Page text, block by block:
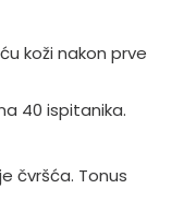
koži nakon prve
40 ispitanika.
čvršća. Tonus